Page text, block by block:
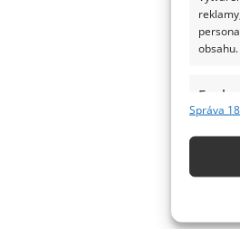
obsahu.
Funkce
Správa